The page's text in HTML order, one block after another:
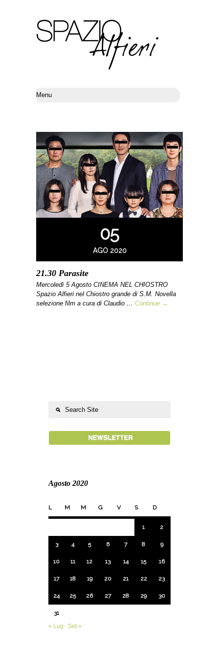
05
AGO 2020
21.30 Parasite
Mercoledì 5 Agosto CINEMA NEL CHIOSTRO
Spazio Alfieri nel Chiostro grande di S.M. Novella
selezione film a cura di Claudio … Continue →
Agosto 2020
L M M G V S D
1 2
3 4 5 6 7 8 9
10 11 12 13 14 15 16
17 18 19 20 21 22 23
24 25 26 27 28 29 30
31
« Lug
Set »